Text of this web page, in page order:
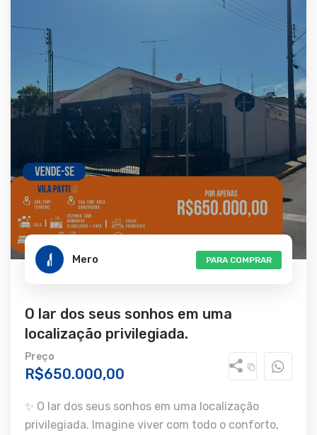
Mero PARA COMPRAR
O lar dos seus sonhos em uma
localização privilegiada.
Preço
R$650.000,00
✨ O lar dos seus sonhos em uma localização
privilegiada. Imagine viver com todo o conforto,